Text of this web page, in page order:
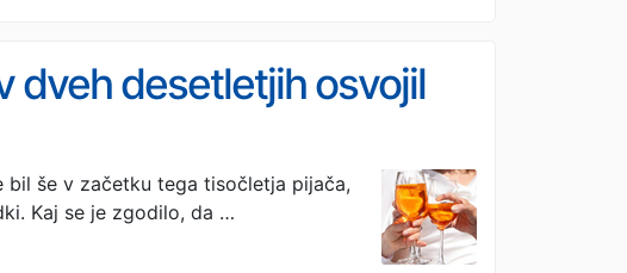
dveh desetletjih osvojil
še v začetku tega tisočletja pijača,
Kaj se je zgodilo, da …